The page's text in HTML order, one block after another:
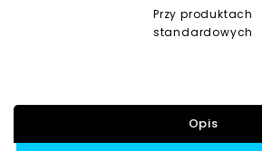
Przy produktach
standardowych
Opis